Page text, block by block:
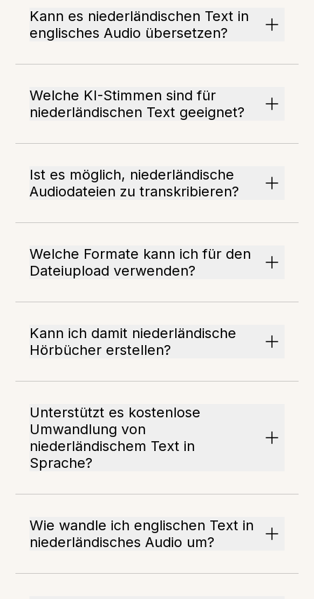
Kann es niederländischen Text in
englisches Audio übersetzen?
Welche KI-Stimmen sind für
niederländischen Text geeignet?
Ist es möglich, niederländische
Audiodateien zu transkribieren?
Welche Formate kann ich für den
Dateiupload verwenden?
Kann ich damit niederländische
Hörbücher erstellen?
Unterstützt es kostenlose
Umwandlung von
niederländischem Text in
Sprache?
Wie wandle ich englischen Text in
niederländisches Audio um?